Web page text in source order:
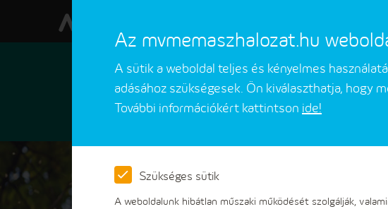
Ügyfeleinknek Ügyintézések
Az mvmemaszhalozat.hu
A sütik a weboldal teljes és kényelmes
adásához szükségesek. Ön kiválaszthatja, hogy
További információkért kattintson ide!
Szükséges sütik
A weboldalunk hibátlan műszaki működését szolgálják,